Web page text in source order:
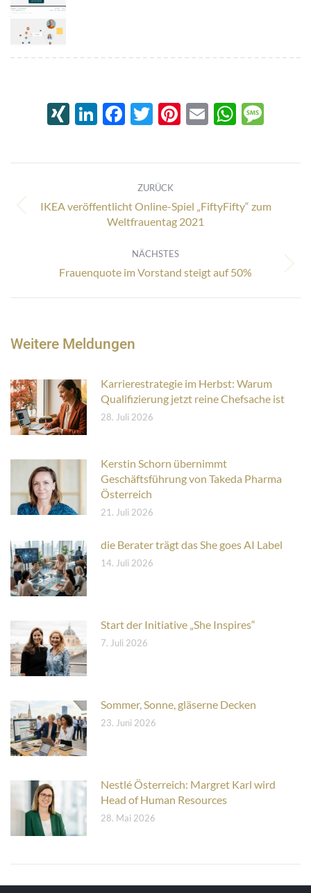
XINGLinkedIn
Facebook
Twitter
Pinterest
Email
ZURÜCK
Vorheriger
Beitrag:
IKEA veröffentlicht Online-Spiel „FiftyFifty“ zum
Weltfrauentag 2021
NÄCHSTES
Nächster
Frauenquote im Vorstand steigt auf 50%
Weitere Meldungen
Karrierestrategie im Herbst: Warum
Qualifizierung jetzt reine Chefsache ist
28. Juli 2026
Kerstin Schorn übernimmt
Geschäftsführung von Takeda Pharma
Österreich
21. Juli 2026
die Berater trägt das She goes AI Label
14. Juli 2026
Start der Initiative „She Inspires“
7. Juli 2026
Sommer, Sonne, gläserne Decken
23. Juni 2026
Nestlé Österreich: Margret Karl wird
Head of Human Resources
28. Mai 2026